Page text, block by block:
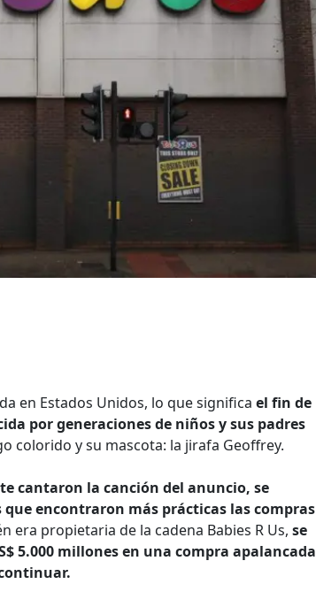
en Estados Unidos, lo que significa el fin de
por generaciones de niños y sus padres
colorido y su mascota: la jirafa Geoffrey.
cantaron la canción del anuncio, se
encontraron más prácticas las compras
era propietaria de la cadena Babies R Us, se
5.000 millones en una compra apalancada